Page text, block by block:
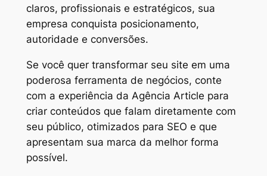
claros, profissionais e estratégicos, sua
empresa conquista posicionamento,
autoridade e conversões.
Se você quer transformar seu site em uma
poderosa ferramenta de negócios, conte
com a experiência da Agência Article para
criar conteúdos que falam diretamente com
seu público, otimizados para SEO e que
apresentam sua marca da melhor forma
possível.